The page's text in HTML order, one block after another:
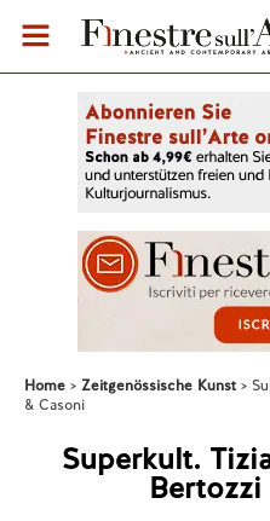
Home Zeitgenössische Kunst
& Casoni
Superkult.
Bertozzi